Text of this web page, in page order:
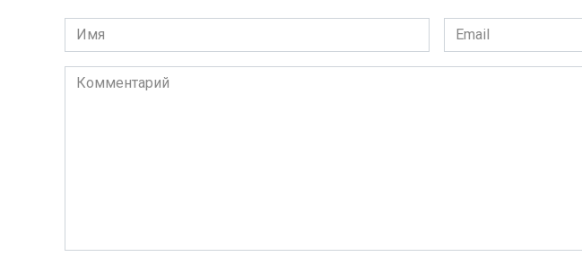
Имя
*
Email
*
Комментарий